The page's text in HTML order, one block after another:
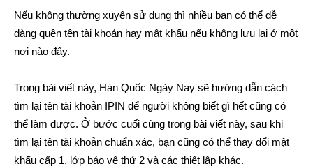
Nếu không thường xuyên sử dụng thì nhiều bạn có thể dễ
dàng quên tên tài khoản hay mật khẩu nếu không lưu lại ở một
nơi nào đấy.
Trong bài viết này, Hàn Quốc Ngày Nay sẽ hướng dẫn cách
tìm lại tên tài khoản IPIN để người không biết gì hết cũng có
thể làm được. Ở bước cuối cùng trong bài viết này, sau khi
tìm lại tên tài khoản chuẩn xác, bạn cũng có thể thay đổi mật
khẩu cấp 1, lớp bảo vệ thứ 2 và các thiết lập khác.